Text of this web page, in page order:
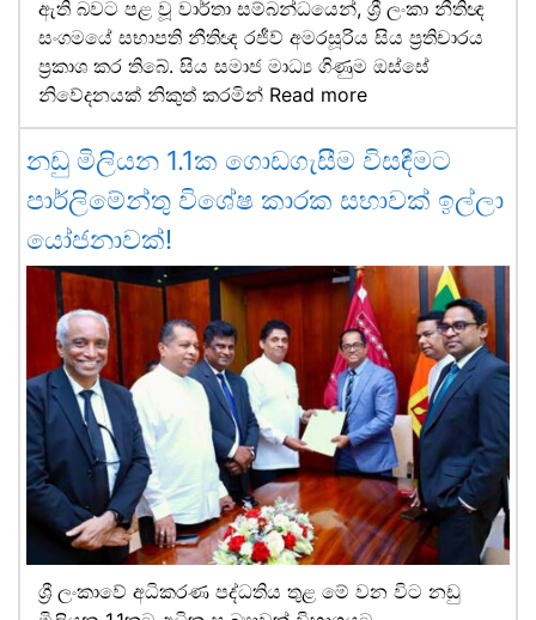
ඇති බවට පළ වූ වාර්තා සම්බන්ධයෙන්, ශ්‍රී ලංකා නීතිඥ
සංගමයේ සභාපති නීතිඥ රජීව් අමරසූරිය සිය ප්‍රතිචාරය
ප්‍රකාශ කර තිබේ. සිය සමාජ මාධ්‍ය ගිණුම ඔස්සේ
නිවේදනයක් නිකුත් කරමින් Read more
නඩු මිලියන 1.1ක ගොඩගැසීම විසඳීමට
පාර්ලිමේන්තු විශේෂ කාරක සභාවක් ඉල්ලා
යෝජනාවක්!
ශ්‍රී ලංකාවේ අධිකරණ පද්ධතිය තුළ මේ වන විට නඩු